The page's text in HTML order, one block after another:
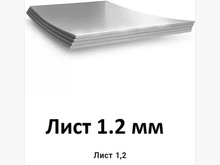
Лист 1,2